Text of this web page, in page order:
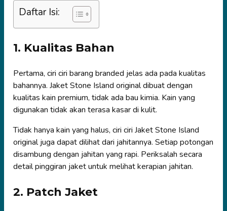
Daftar Isi:
1. Kualitas Bahan
Pertama, ciri ciri barang branded jelas ada pada kualitas
bahannya. Jaket Stone Island original dibuat dengan
kualitas kain premium, tidak ada bau kimia. Kain yang
digunakan tidak akan terasa kasar di kulit.
Tidak hanya kain yang halus, ciri ciri Jaket Stone Island
original juga dapat dilihat dari jahitannya. Setiap potongan
disambung dengan jahitan yang rapi. Periksalah secara
detail pinggiran jaket untuk melihat kerapian jahitan.
2. Patch Jaket